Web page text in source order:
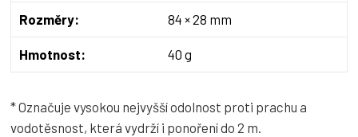
Rozměry: 84 × 28 mm
Hmotnost: 40 g
* Označuje vysokou nejvyšší odolnost proti prachu a
vodotěsnost, která vydrží i ponoření do 2 m.